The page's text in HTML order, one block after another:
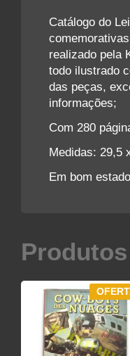
Catálogo do
realizado pela
todo ilustrado
das peças,
informações;
Com 280
Medidas: 29,5
Em bom